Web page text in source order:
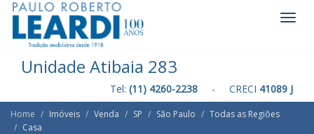
Unidade Atibaia 283
Tel: (11) 4260-2238 - CRECI 41089 J
Home Imóveis Venda SP São Paulo
Todas as Regiões
Casa